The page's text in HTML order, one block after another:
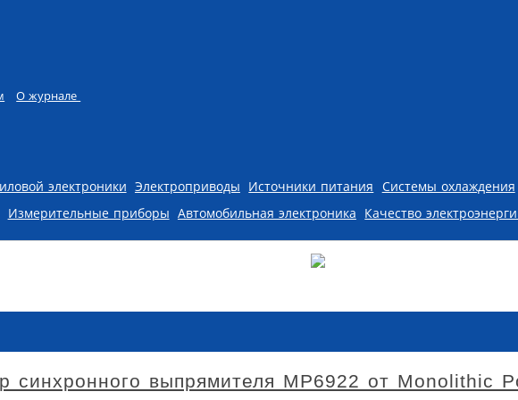
О журнале
электроники Электроприводы Источники питания Системы охлаждения
Измерительные приборы Автомобильная электроника Качество
синхронного выпрямителя MP6922 от Monolithic